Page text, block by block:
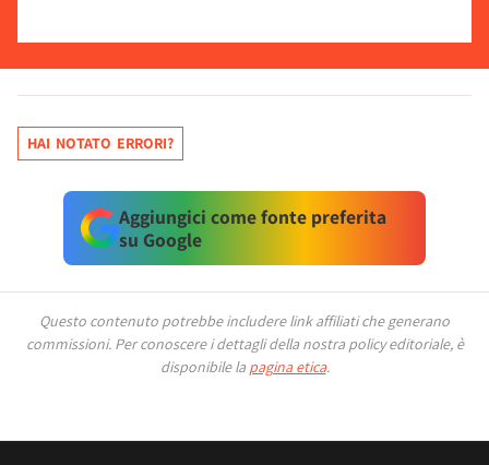
HAI NOTATO ERRORI?
Aggiungici come fonte preferita
su Google
Questo contenuto potrebbe includere link affiliati che generano
commissioni. Per conoscere i dettagli della nostra policy editoriale, è
disponibile la pagina etica.